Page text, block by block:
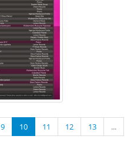
9 10 11 12 13
...